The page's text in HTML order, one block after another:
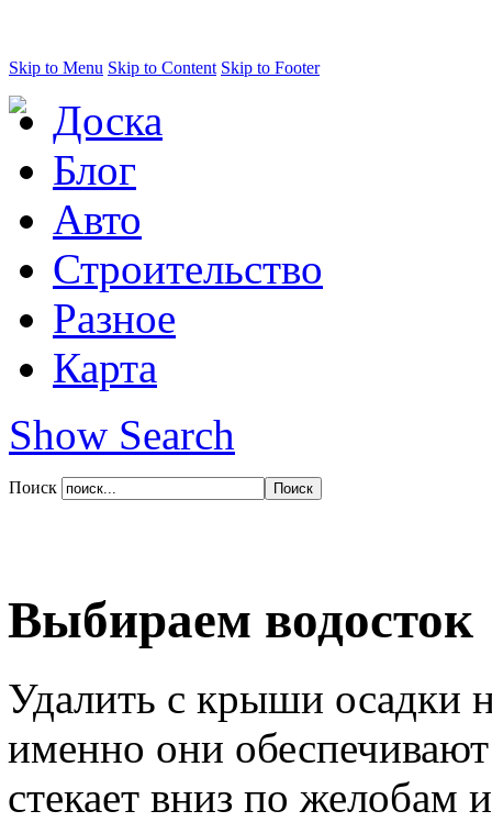
Skip to Menu Skip to Content Skip to Footer
Доска
Блог
Авто
Строительство
Разное
Карта
Show Search
Поиск
Выбираем водосток
Удалить с крыши осадки
именно они
стекает вниз по желобам